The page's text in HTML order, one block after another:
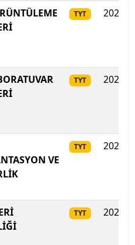
Üniversitesi
TYT 2025
TYT 2025
VE
TYT 2025
TYT 2025